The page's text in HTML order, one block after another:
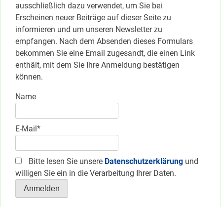
ausschließlich dazu verwendet, um Sie bei
Erscheinen neuer Beiträge auf dieser Seite zu
informieren und um unseren Newsletter zu
empfangen. Nach dem Absenden dieses Formulars
bekommen Sie eine Email zugesandt, die einen Link
enthält, mit dem Sie Ihre Anmeldung bestätigen
können.
Name
E-Mail*
Bitte lesen Sie unsere Datenschutzerklärung und
willigen Sie ein in die Verarbeitung Ihrer Daten.